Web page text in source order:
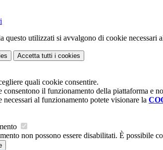
questo utilizzati si avvalgono di cookie
Accetta tutti i cookies
quali cookie consentire.
consentono il funzionamento della piattaforma e
al funzionamento potete visionare la
non possono essere disabilitati. È possibile